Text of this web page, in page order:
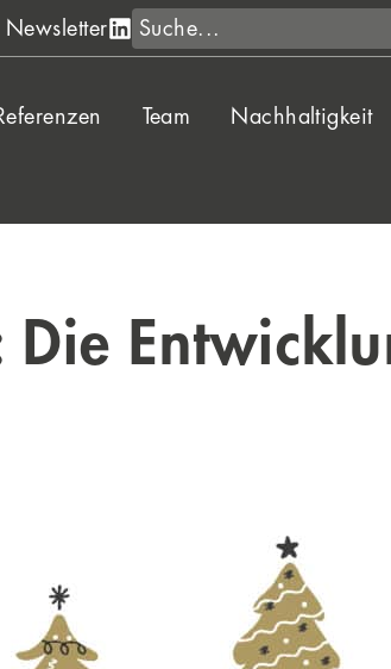
Newsletter Suche
Team Nachhaltigkeit